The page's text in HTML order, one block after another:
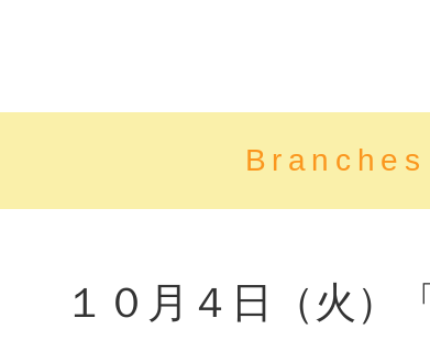
Branches
１０月４日（火）